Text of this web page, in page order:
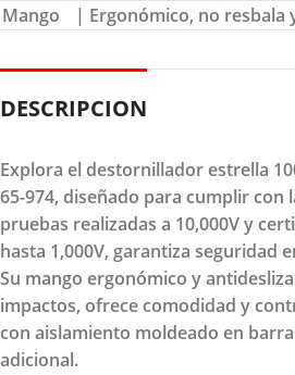
Mango
| Ergonómico, no resbala
DESCRIPCION
Explora el destornillador estrella
65-974, diseñado para cumplir con
pruebas realizadas a 10,000V y
hasta 1,000V, garantiza seguridad
Su mango ergonómico y
impactos, ofrece comodidad y
con aislamiento moldeado en
adicional.